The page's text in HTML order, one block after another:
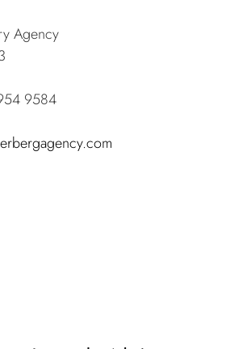
Agency
9584